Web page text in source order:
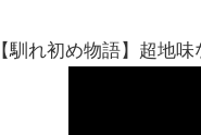
【馴れ初め物語】超地